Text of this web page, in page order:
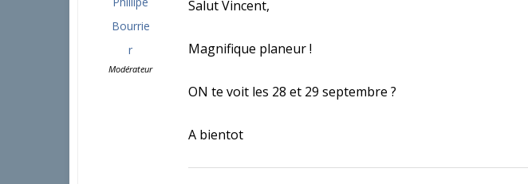
Bourrie
r
Modérateur
Salut Vincent,
Magnifique planeur !
ON te voit les 28 et 29 septembre ?
A bientot